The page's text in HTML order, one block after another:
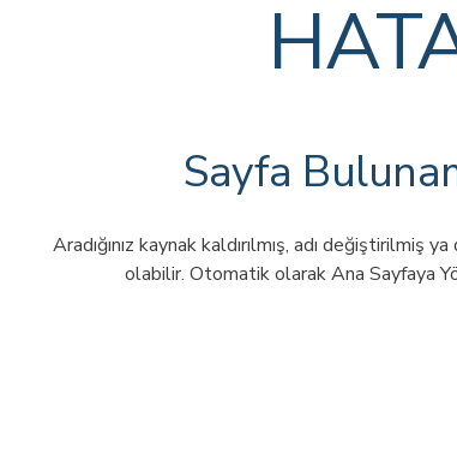
Sayfa
Aradığınız kaynak kaldırılmış, adı değiştirilmiş
olabilir. Otomatik olarak Ana Sayfaya